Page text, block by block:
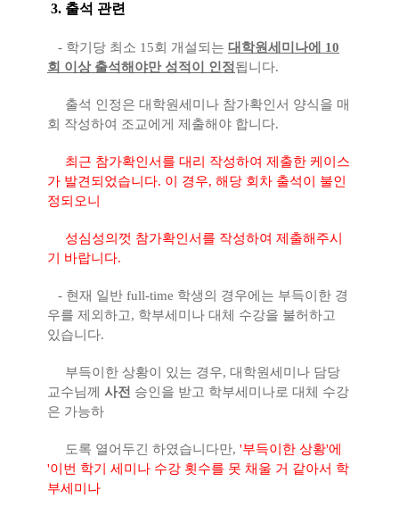
3. 출석 관련
- 학기당 최소 15회 개설되는 대학원세미나에 10
회 이상 출석해야만 성적이 인정됩니다.
출석 인정은 대학원세미나 참가확인서 양식을 매
회 작성하여 조교에게 제출해야 합니다.
최근 참가확인서를 대리 작성하여 제출한 케이스
가 발견되었습니다. 이 경우, 해당 회차 출석이 불인
정되오니
성심성의껏 참가확인서를 작성하여 제출해주시
기 바랍니다.
- 현재 일반 full-time 학생의 경우에는 부득이한 경
우를 제외하고, 학부세미나 대체 수강을 불허하고
있습니다.
부득이한 상황이 있는 경우, 대학원세미나 담당
교수님께 사전 승인을 받고 학부세미나로 대체 수강
은 가능하
도록 열어두긴 하였습니다만, '부득이한 상황'에
'이번 학기 세미나 수강 횟수를 못 채울 거 같아서 학
부세미나